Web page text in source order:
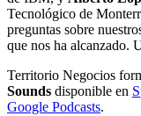
Tecnológico de
preguntas sobre
que nos ha alcanzado.
Territorio Negocios
Sounds disponible en
Google Podcasts.